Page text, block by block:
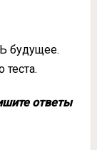
будущее.
ответы